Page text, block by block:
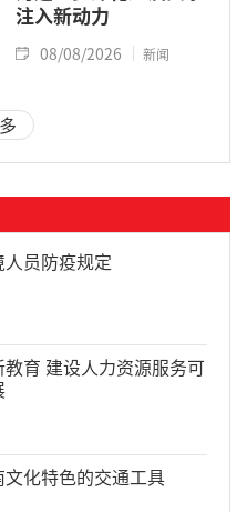
注入新动力
08/08/2026 新闻
员防疫规定
育 建设人力资源服务可
化特色的交通工具